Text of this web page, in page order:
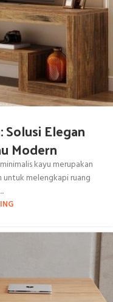
Solusi Elegan
Modern
kayu merupakan
untuk melengkapi ruang